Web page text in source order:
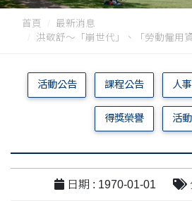
首頁
最新消息
洪敬舒～「崩世代」、「勞動僱用
活動公告 課程公告 人
得獎榮譽 活
日期 : 1970-01-01